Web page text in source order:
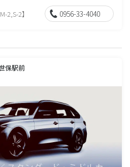
2,S-2】 0956-33-4040
保駅前